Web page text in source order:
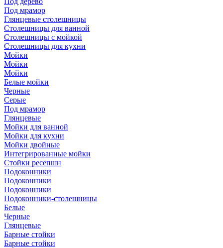
Под мрамор
Глянцевые столешницы
Столешницы для ванной
Столешницы с мойкой
Столешницы для кухни
Мойки
Мойки
Мойки
Белые мойки
Черные
Серые
Под мрамор
Глянцевые
Мойки для ванной
Мойки для кухни
Мойки двойные
Интегрированные мойки
Стойки ресепшн
Подоконники
Подоконники
Подоконники
Подоконники-столешницы
Белые
Черные
Глянцевые
Барные стойки
Барные стойки